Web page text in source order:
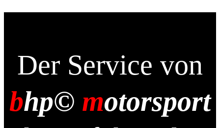
Der Service von
bhp© motorsport